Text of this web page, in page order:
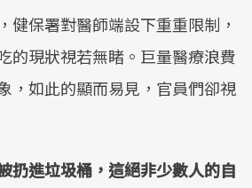
健保署對醫師端設下重重限制，
的現狀視若無睹。巨量醫療浪費
，如此的顯而易見，官員們卻視
扔進垃圾桶，這絕非少數人的自